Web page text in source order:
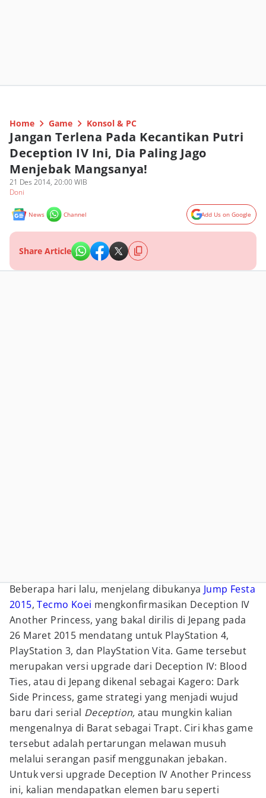
Home Game Konsol & PC
Jangan Terlena Pada Kecantikan Putri
Deception IV Ini, Dia Paling Jago
Menjebak Mangsanya!
21 Des 2014, 20:00 WIB
Doni
News Channel Add Us on Google
Share Article
Beberapa hari lalu, menjelang dibukanya Jump Festa
2015,Tecmo Koei mengkonfirmasikan Deception IV
Another Princess, yang bakal dirilis di Jepang pada
26 Maret 2015 mendatang untuk PlayStation 4,
PlayStation 3, dan PlayStation Vita. Game tersebut
merupakan versi upgrade dari Deception IV: Blood
Ties, atau di Jepang dikenal sebagai Kagero: Dark
Side Princess, game strategi yang menjadi wujud
baru dari serial Deception,atau mungkin kalian
mengenalnya di Barat sebagai Trapt. Ciri khas game
tersebut adalah pertarungan melawan musuh
melalui serangan pasif menggunakan jebakan.
Untuk versi upgrade Deception IV Another Princess
ini, kalian mendapatkan elemen baru seperti